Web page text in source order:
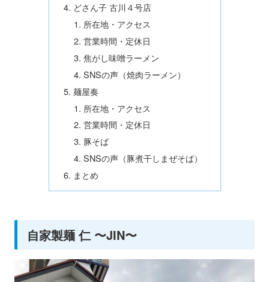
どさん子 古川４号店
所在地・アクセス
営業時間・定休日
焦がし味噌ラーメン
SNSの声（焼肉ラーメン）
麺屋奏
所在地・アクセス
営業時間・定休日
豚そば
SNSの声（豚煮干しまぜそば）
まとめ
自家製麺 仁 〜JIN〜